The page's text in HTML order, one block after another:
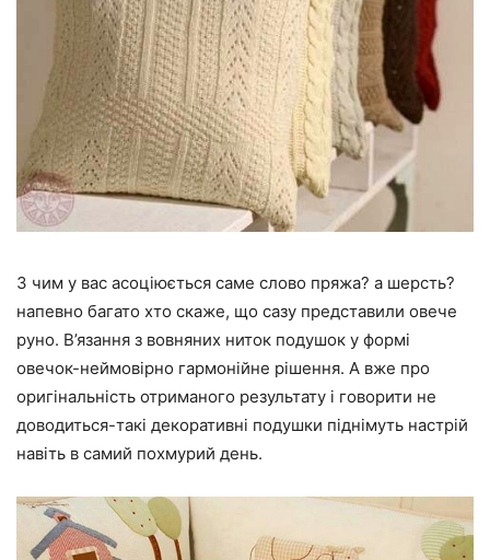
З чим у вас асоціюється саме слово пряжа? а шерсть?
напевно багато хто скаже, що сазу представили овече
руно. В’язання з вовняних ниток подушок у формі
овечок-неймовірно гармонійне рішення. А вже про
оригінальність отриманого результату і говорити не
доводиться-такі декоративні подушки піднімуть настрій
навіть в самий похмурий день.